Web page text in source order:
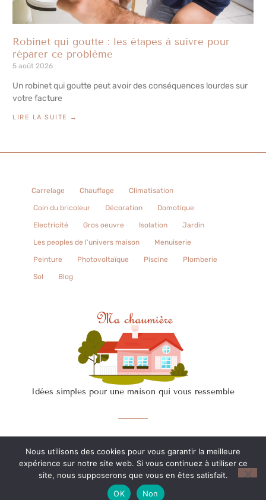
Robinet qui goutte : les étapes à suivre pour
réparer ce problème
5 août 2026
Un robinet qui goutte peut avoir des conséquences lourdes sur
votre facture
LIRE LA SUITE →
Idées simples pour une maison qui vous ressemble
Carrelage Chauffage Climatisation
Coin du bricoleur Décoration Domotique
Electricité Gros oeuvre Isolation Jardin
Les peoples de l’univers maison Menuiserie
Peinture Photovoltaïque Piscine Plomberie
Sol Blog
Copyright © 2026 Tous droits réservés.
Nous utilisons des cookies pour vous garantir la meilleure
expérience sur notre site web. Si vous continuez à utiliser ce
site, nous supposerons que vous en êtes satisfait.
OK
Non